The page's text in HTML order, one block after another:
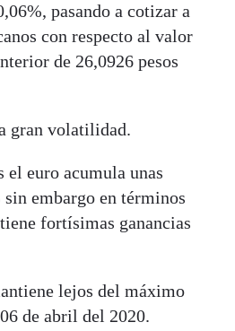
pasando a cotizar a
con respecto al valor
de 26,0926 pesos
gran volatilidad.
euro acumula unas
embargo en términos
fortísimas ganancias
lejos del máximo
de abril del 2020.